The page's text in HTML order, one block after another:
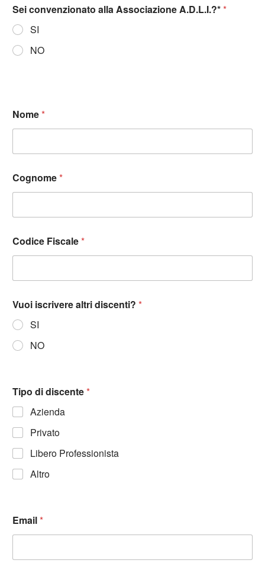
Sei convenzionato alla Associazione A.D.L.I.?**
SI
NO
Nome*
Cognome*
Codice Fiscale*
Vuoi iscrivere altri discenti? *
SI
NO
Tipo di discente*
Azienda
Privato
Libero Professionista
Altro
Email*